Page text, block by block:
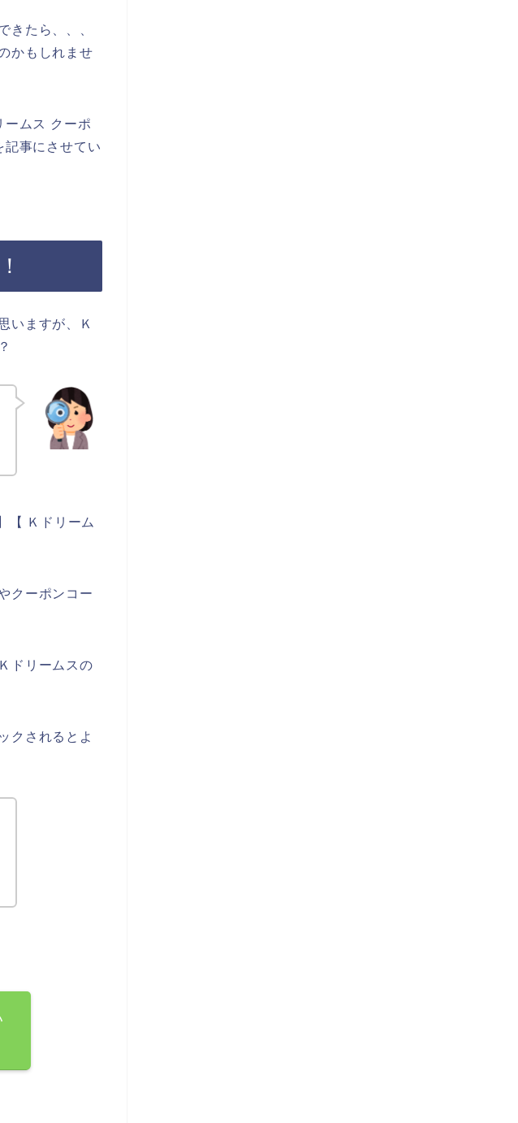
きたら、、、
かもしれませ
ームス クーポ
記事にさせてい
いますが、Ｋ
【 Ｋドリーム
クーポンコー
ドリームスの
クされるとよ